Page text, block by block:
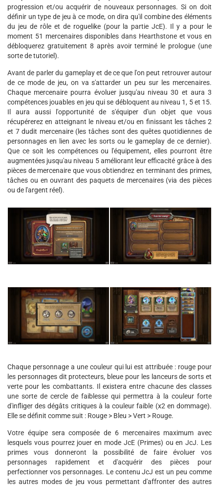
progression et/ou acquérir de nouveaux personnages. Si on doit
définir un type de jeu à ce mode, on dira qu'il combine des éléments
du jeu de rôle et de roguelike (pour la partie JcE). Il y a pour le
moment 51 mercenaires disponibles dans Hearthstone et vous en
débloquerez gratuitement 8 après avoir terminé le prologue (une
sorte de tutoriel).
Avant de parler du gameplay et de ce que l'on peut retrouver autour
de ce mode de jeu, on va s'attarder un peu sur les mercenaires.
Chaque mercenaire pourra évoluer jusqu'au niveau 30 et aura 3
compétences jouables en jeu qui se débloquent au niveau 1, 5 et 15.
Il aura aussi l'opportunité de s'équiper d'un objet que vous
récupérerez en atteignant le niveau et/ou en finissant les tâches 2
et 7 dudit mercenaire (les tâches sont des quêtes quotidiennes de
personnages en lien avec les sorts ou le gameplay de ce dernier).
Que ce soit les compétences ou l'équipement, elles pourront être
augmentées jusqu'au niveau 5 améliorant leur efficacité grâce à des
pièces de mercenaire que vous obtiendrez en terminant des primes,
tâches ou en ouvrant des paquets de mercenaires (via des pièces
ou de l'argent réel).
Chaque personnage a une couleur qui lui est attribuée : rouge pour
les personnages dit protecteurs, bleue pour les lanceurs de sorts et
verte pour les combattants. Il existera entre chacune des classes
une sorte de cercle de faiblesse qui permettra à la couleur forte
d'infliger des dégâts critiques à la couleur faible (x2 en dommage).
Elle se définit comme suit : Rouge > Bleu > Vert > Rouge.
Votre équipe sera composée de 6 mercenaires maximum avec
lesquels vous pourrez jouer en mode JcE (Primes) ou en JcJ. Les
primes vous donneront la possibilité de faire évoluer vos
personnages rapidement et d'acquérir des pièces pour
perfectionner vos personnages. Le contenu JcJ est un peu comme
les autres modes de jeu vous permettant d'affronter des autres